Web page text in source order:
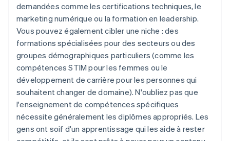
demandées comme les certifications techniques, le
marketing numérique ou la formation en leadership.
Vous pouvez également cibler une niche : des
formations spécialisées pour des secteurs ou des
groupes démographiques particuliers (comme les
compétences STIM pour les femmes ou le
développement de carrière pour les personnes qui
souhaitent changer de domaine). N'oubliez pas que
l'enseignement de compétences spécifiques
nécessite généralement les diplômes appropriés. Les
gens ont soif d'un apprentissage qui les aide à rester